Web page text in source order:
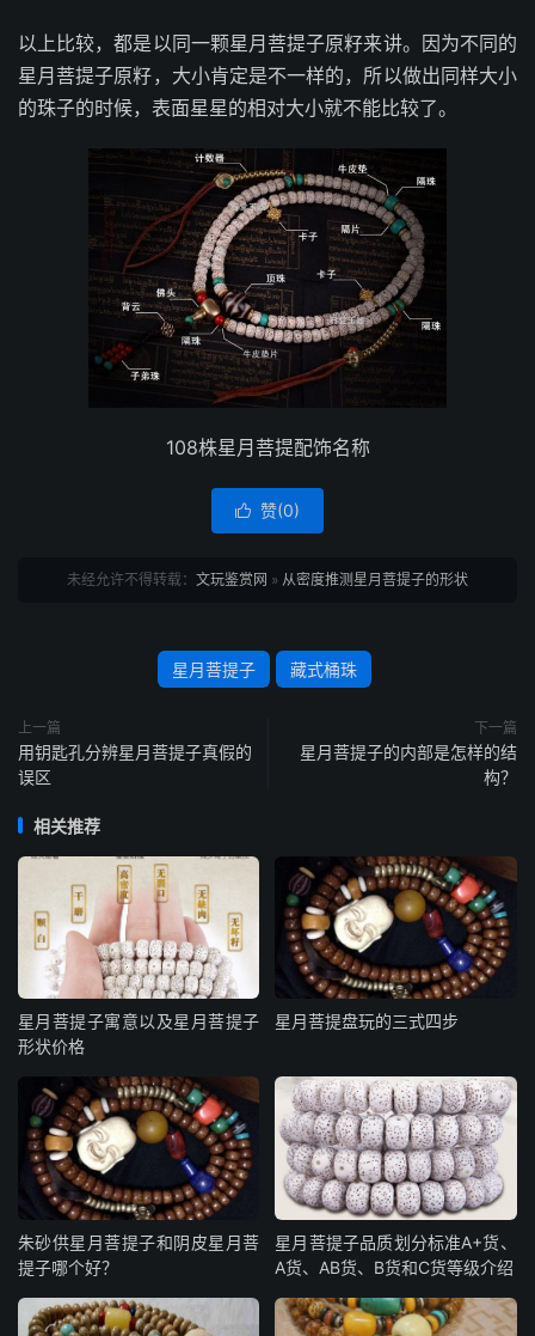
以上比较，都是以同一颗星月菩提子原籽来讲。因为不同的
星月菩提子原籽，大小肯定是不一样的，所以做出同样大小
的珠子的时候，表面星星的相对大小就不能比较了。
108株星月菩提配饰名称
 赞(0)
未经允许不得转载： 文玩鉴赏网 » 从密度推测星月菩提子的形状
星月菩提子 藏式桶珠
上一篇
用钥匙孔分辨星月菩提子真假的
误区
下一篇
星月菩提子的内部是怎样的结
构？
相关推荐
星月菩提子寓意以及星月菩提子
形状价格
星月菩提盘玩的三式四步
朱砂供星月菩提子和阴皮星月菩
提子哪个好？
星月菩提子品质划分标准A+货、
A货、AB货、B货和C货等级介绍